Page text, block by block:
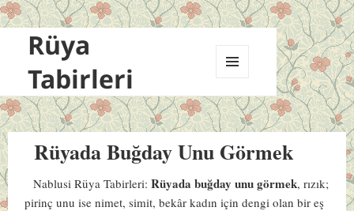
Rüya
Tabirleri
VE
BILEŞENLER
Rüyada Buğday Unu Görmek
Nablusi Rüya Tabirleri:Rüyada buğday unu görmek, rızık;
pirinç unu ise nimet, simit, bekâr kadın için dengi olan bir eş